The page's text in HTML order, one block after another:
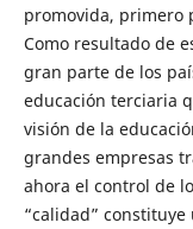
promovida, primero
Como resultado de
gran parte de los
educación terciaria
visión de la
grandes empresas
ahora el control de
“calidad”